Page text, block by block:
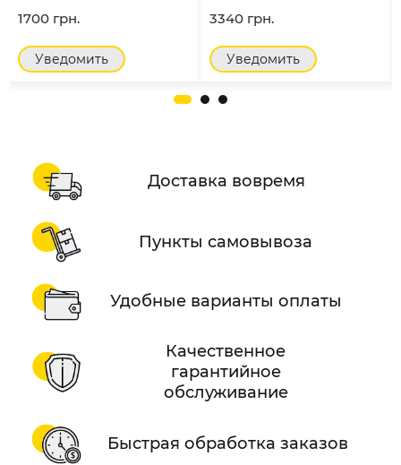
1700 грн.
Уведомить
3340 грн.
Уведомить
Доставка вовремя
Пункты самовывоза
Удобные варианты оплаты
Качественное
гарантийное
обслуживание
Быстрая обработка заказов